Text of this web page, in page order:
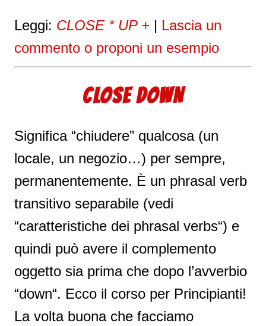
Leggi: CLOSE * UP + | Lascia un
commento o proponi un esempio
CLOSE DOWN
Significa “chiudere” qualcosa (un
locale, un negozio…) per sempre,
permanentemente. È un phrasal verb
transitivo separabile (vedi
“caratteristiche dei phrasal verbs“) e
quindi può avere il complemento
oggetto sia prima che dopo l’avverbio
“down“. Ecco il corso per Principianti!
La volta buona che facciamo